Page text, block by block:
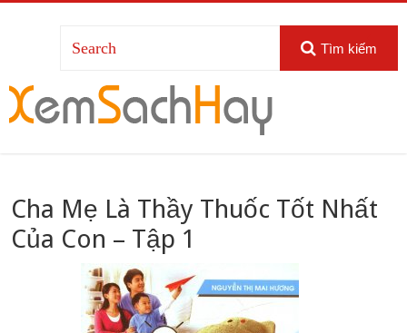
Tìm kiếm
Cha Mẹ Là Thầy Thuốc Tốt Nhất
Của Con – Tập 1